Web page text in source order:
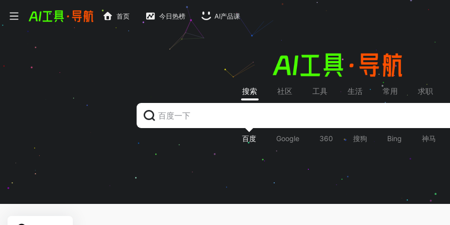
首页 今日热榜 AI产品课
搜索 社区 工具 生活 常用 求职
百度 Google 360 搜狗 Bing 神马